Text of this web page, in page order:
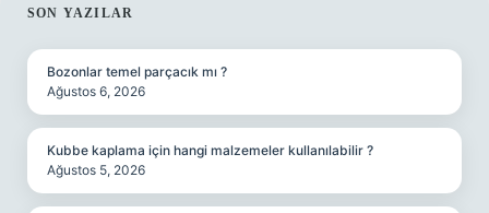
SIDEBAR
SON YAZILAR
Bozonlar temel parçacık mı ?
Ağustos 6, 2026
Kubbe kaplama için hangi malzemeler kullanılabilir ?
Ağustos 5, 2026